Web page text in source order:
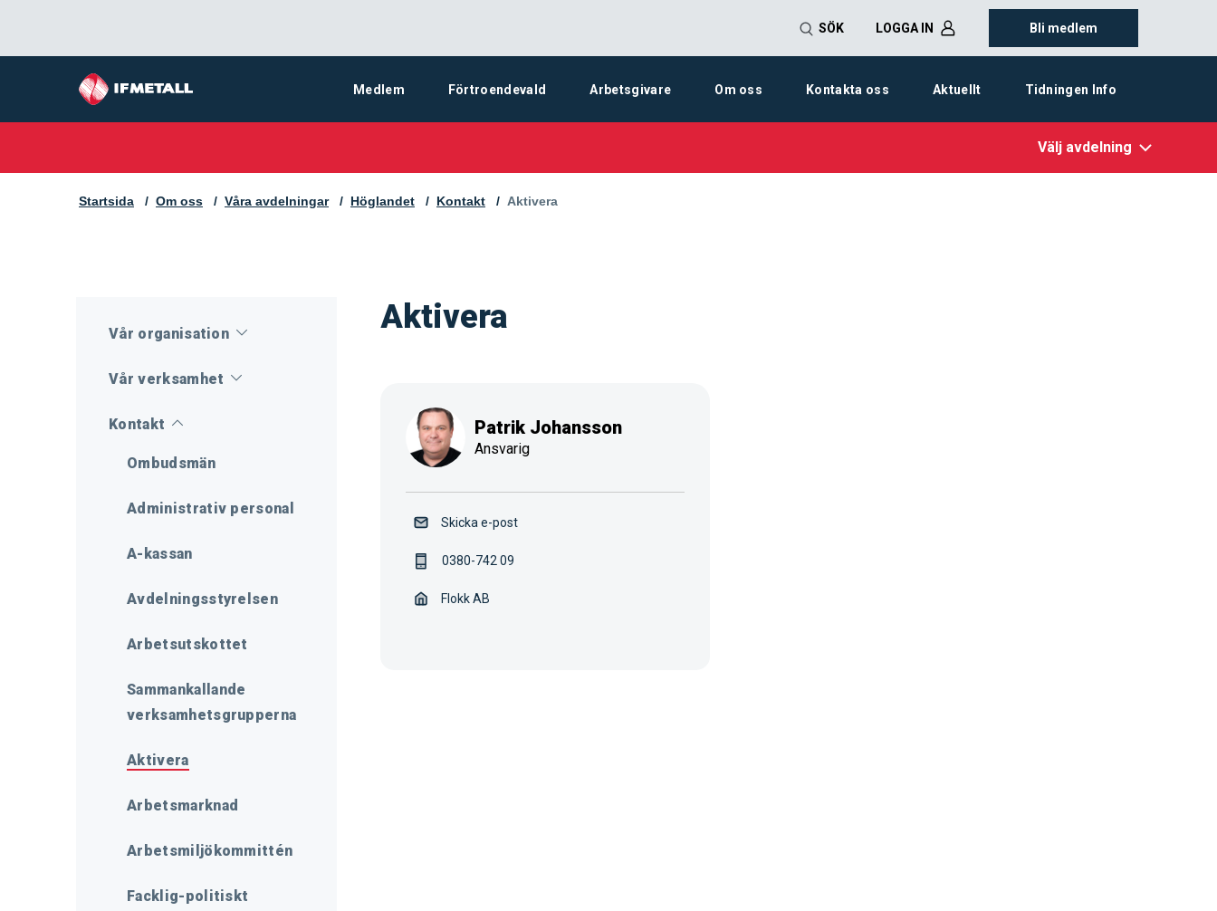
SÖK LOGGA IN Bli medlem
Medlem Förtroendevald Arbetsgivare Om oss Kontakta oss Aktuellt Tidningen Info
Välj avdelning
Startsida Om oss Våra avdelningar Höglandet Kontakt Aktuell sida:
Aktivera
Vår organisation
Vår verksamhet
Kontakt
Ombudsmän
Administrativ personal
A-kassan
Avdelningsstyrelsen
Arbetsutskottet
Sammankallande
verksamhetsgrupperna
Aktivera
Arbetsmarknad
Arbetsmiljökommittén
Facklig-politiskt
Aktivera
Patrik Johansson
Ansvarig
Skicka e-post
0380-742 09
Flokk AB